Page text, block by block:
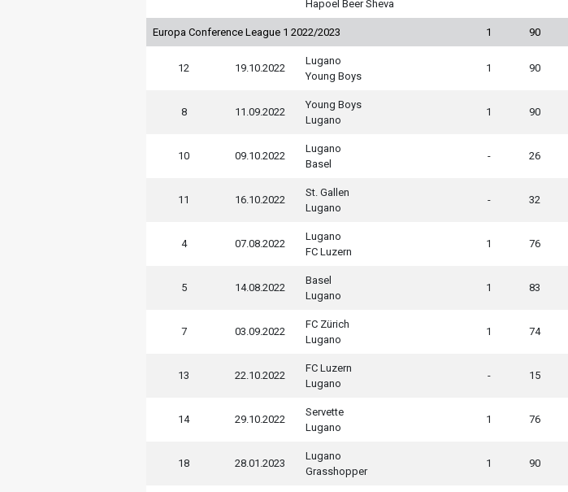
Hapoel Beer Sheva
Europa Conference League 1 2022/2023 1 90
12 19.10.2022
Lugano
Young Boys
1 90
8 11.09.2022
Young Boys
Lugano
1 90
10 09.10.2022
Lugano
Basel
- 26
11 16.10.2022
St. Gallen
Lugano
- 32
4 07.08.2022
Lugano
FC Luzern
1 76
5 14.08.2022
Basel
Lugano
1 83
7 03.09.2022
FC Zürich
Lugano
1 74
13 22.10.2022
FC Luzern
Lugano
- 15
14 29.10.2022
Servette
Lugano
1 76
18 28.01.2023
Lugano
Grasshopper
1 90